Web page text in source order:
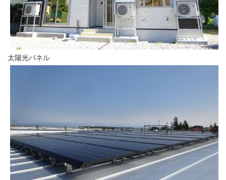
太陽光パネル